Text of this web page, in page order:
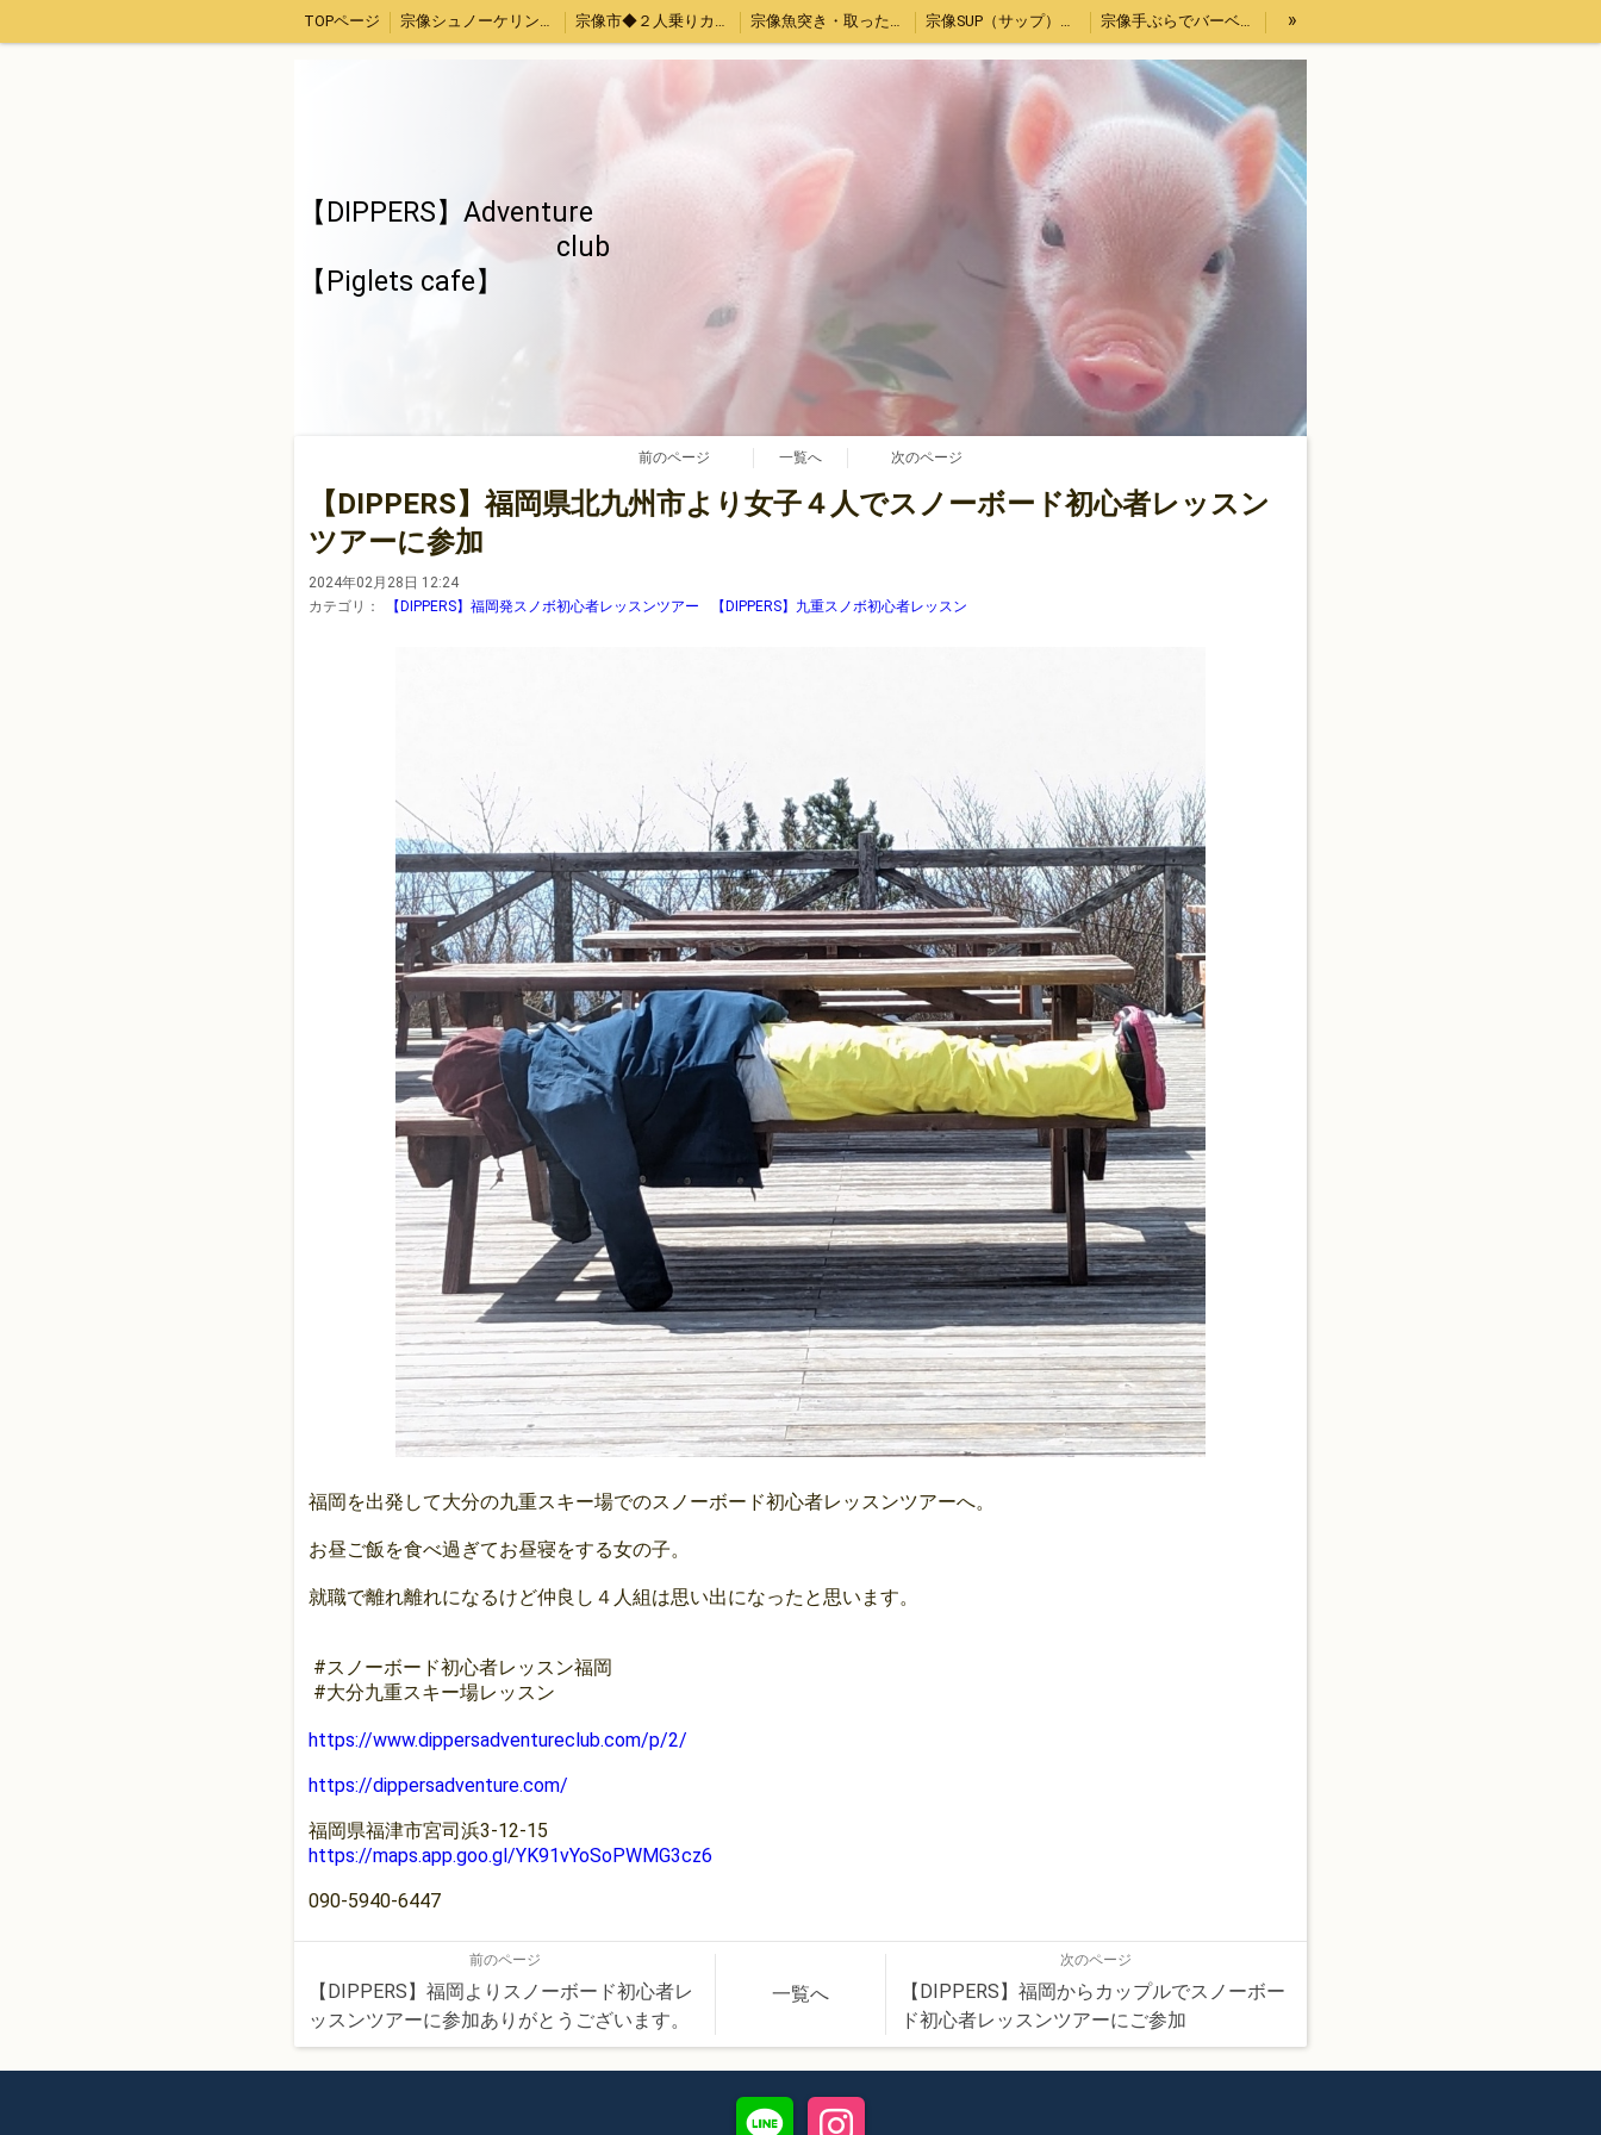
TOPページ 宗像シュノーケリング・カヤック体験 宗像市◆２人乗りカヤックレンタル 宗像魚突き・取ったどー！体験 宗像SUP（サップ）体験 宗像手ぶらでバーベキューセットレンタル４時間
【Piglets cafe】マイクロブタカフェ福岡店 福岡、熊本、大分出発。綺麗でいい波の宮崎へサーフトリップ 【DIPPERS】福岡・大分・初心者大歓迎スノーボードツアー2023熊本・長崎・佐賀もOK
特定商取引法表記 ウッドチップ販売
»
【DIPPERS】Adventure
club
【Piglets cafe】
前のページ 一覧へ 次のページ
【DIPPERS】福岡県北九州市より女子４人でスノーボード初心者レッスン
ツアーに参加
2024年02月28日 12:24
カテゴリ：
【DIPPERS】福岡発スノボ初心者レッスンツアー 【DIPPERS】九重スノボ初心者レッスン
福岡を出発して大分の九重スキー場でのスノーボード初心者レッスンツアーへ。
お昼ご飯を食べ過ぎてお昼寝をする女の子。
就職で離れ離れになるけど仲良し４人組は思い出になったと思います。
#スノーボード初心者レッスン福岡
#大分九重スキー場レッスン⁡
https://www.dippersadventureclub.com/p/2/
https://dippersadventure.com/
福岡県福津市宮司浜3-12-15
https://maps.app.goo.gl/YK91vYoSoPWMG3cz6
090-5940-6447
前のページ
【DIPPERS】福岡よりスノーボード初心者レ
ッスンツアーに参加ありがとうございます。
一覧へ
次のページ
【DIPPERS】福岡からカップルでスノーボー
ド初心者レッスンツアーにご参加